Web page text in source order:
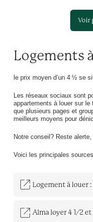
Voir
Logements
le prix moyen d’un 4 ½ se
Les réseaux sociaux sont
appartements à louer sur le
que plusieurs pages et
meilleurs moyens pour
Notre conseil? Reste
Voici les principales
open_in_new Logement à louer
open_in_newAlma loyer 4 1/2